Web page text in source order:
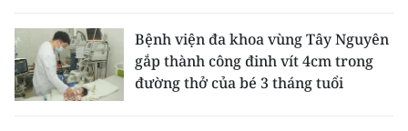
Bệnh viện đa khoa vùng Tây Nguyên
gắp thành công đinh vít 4cm trong
đường thở của bé 3 tháng tuổi